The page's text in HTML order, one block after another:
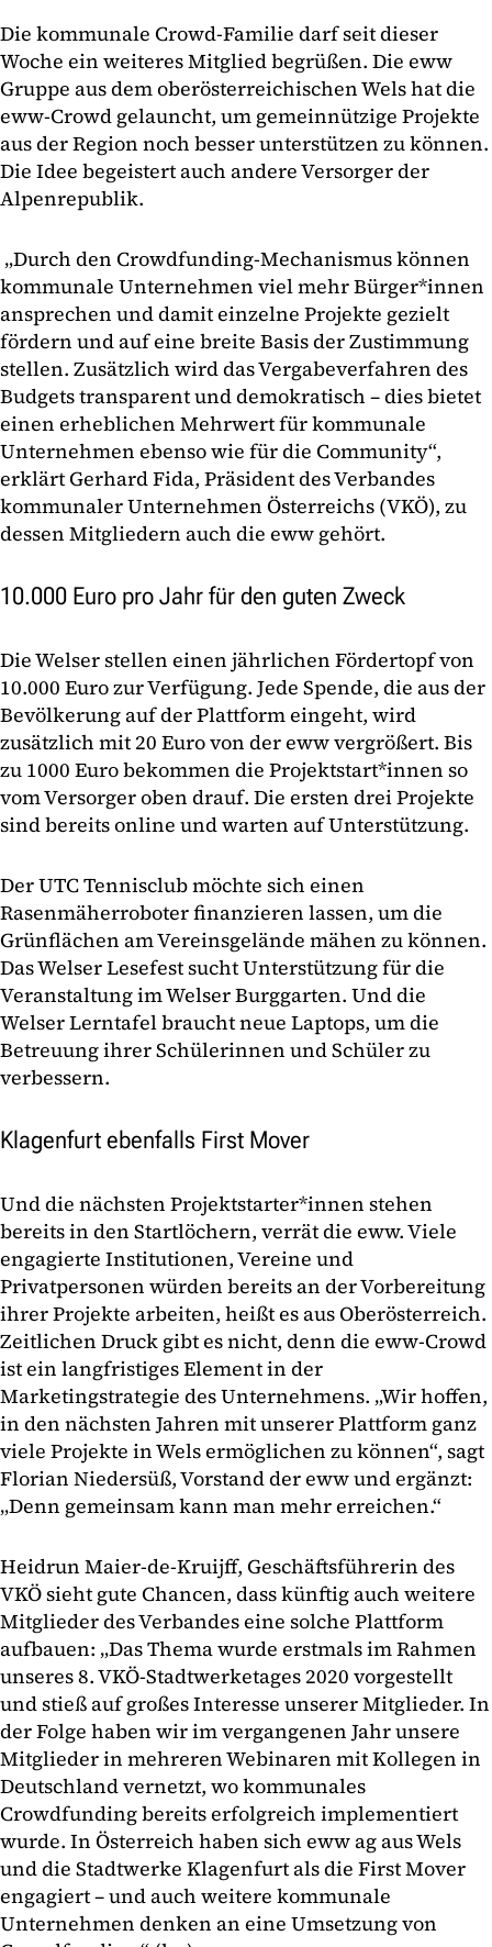
Die kommunale Crowd-Familie darf seit dieser
Woche ein weiteres Mitglied begrüßen. Die eww
Gruppe aus dem oberösterreichischen Wels hat die
eww-Crowd gelauncht, um gemeinnützige Projekte
aus der Region noch besser unterstützen zu können.
Die Idee begeistert auch andere Versorger der
Alpenrepublik.
„Durch den Crowdfunding-Mechanismus können
kommunale Unternehmen viel mehr Bürger*innen
ansprechen und damit einzelne Projekte gezielt
fördern und auf eine breite Basis der Zustimmung
stellen. Zusätzlich wird das Vergabeverfahren des
Budgets transparent und demokratisch – dies bietet
einen erheblichen Mehrwert für kommunale
Unternehmen ebenso wie für die Community“,
erklärt Gerhard Fida, Präsident des Verbandes
kommunaler Unternehmen Österreichs (VKÖ), zu
dessen Mitgliedern auch die eww gehört.
10.000 Euro pro Jahr für den guten Zweck
Die Welser stellen einen jährlichen Fördertopf von
10.000 Euro zur Verfügung. Jede Spende, die aus der
Bevölkerung auf der Plattform eingeht, wird
zusätzlich mit 20 Euro von der eww vergrößert. Bis
zu 1000 Euro bekommen die Projektstart*innen so
vom Versorger oben drauf. Die ersten drei Projekte
sind bereits online und warten auf Unterstützung.
Der UTC Tennisclub möchte sich einen
Rasenmäherroboter finanzieren lassen, um die
Grünflächen am Vereinsgelände mähen zu können.
Das Welser Lesefest sucht Unterstützung für die
Veranstaltung im Welser Burggarten. Und die
Welser Lerntafel braucht neue Laptops, um die
Betreuung ihrer Schülerinnen und Schüler zu
verbessern.
Klagenfurt ebenfalls First Mover
Und die nächsten Projektstarter*innen stehen
bereits in den Startlöchern, verrät die eww. Viele
engagierte Institutionen, Vereine und
Privatpersonen würden bereits an der Vorbereitung
ihrer Projekte arbeiten, heißt es aus Oberösterreich.
Zeitlichen Druck gibt es nicht, denn die eww-Crowd
ist ein langfristiges Element in der
Marketingstrategie des Unternehmens. „Wir hoffen,
in den nächsten Jahren mit unserer Plattform ganz
viele Projekte in Wels ermöglichen zu können“, sagt
Florian Niedersüß, Vorstand der eww und ergänzt:
„Denn gemeinsam kann man mehr erreichen.“
Heidrun Maier-de-Kruijff, Geschäftsführerin des
VKÖ sieht gute Chancen, dass künftig auch weitere
Mitglieder des Verbandes eine solche Plattform
aufbauen: „Das Thema wurde erstmals im Rahmen
unseres 8. VKÖ-Stadtwerketages 2020 vorgestellt
und stieß auf großes Interesse unserer Mitglieder. In
der Folge haben wir im vergangenen Jahr unsere
Mitglieder in mehreren Webinaren mit Kollegen in
Deutschland vernetzt, wo kommunales
Crowdfunding bereits erfolgreich implementiert
wurde. In Österreich haben sich eww ag aus Wels
und die Stadtwerke Klagenfurt als die First Mover
engagiert – und auch weitere kommunale
Unternehmen denken an eine Umsetzung von